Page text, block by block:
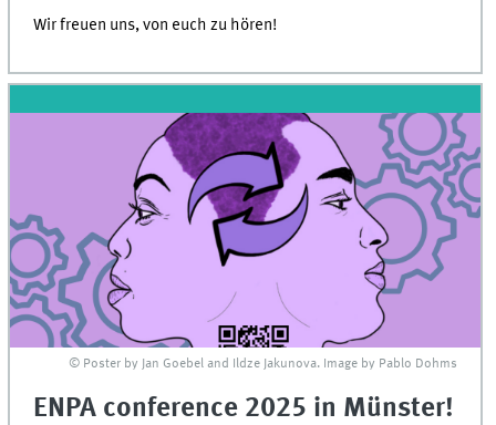
Wir freuen uns, von euch zu hören!
© Poster by Jan Goebel and Ildze Jakunova. Image by Pablo Dohms
ENPA conference 2025 in Münster!